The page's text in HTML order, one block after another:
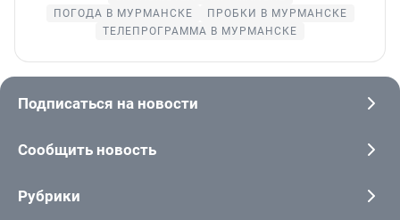
ПОГОДА В МУРМАНСКЕ
ПРОБКИ В МУРМАНСКЕ
ТЕЛЕПРОГРАММА В МУРМАНСКЕ
Подписаться на новости
Сообщить новость
Рубрики